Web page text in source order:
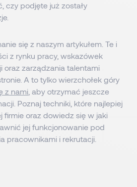
czy podjęte już zostały
się z naszym artykułem. Te i
z rynku pracy, wskazówek
oraz zarządzania talentami
A to tylko wierzchołek góry
z nami , aby otrzymać jeszcze
Poznaj techniki, które najlepiej
firmie oraz dowiedz się w jaki
jej funkcjonowanie pod
pracownikami i rekrutacji.